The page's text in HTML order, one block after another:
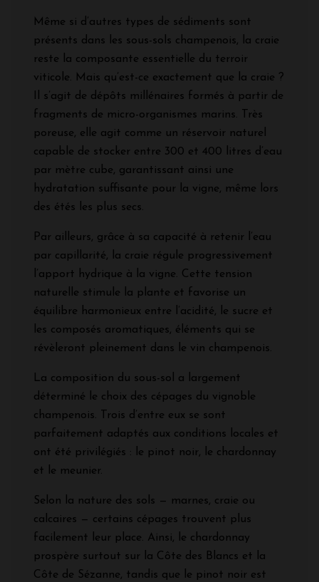
Même si d’autres types de sédiments sont
présents dans les sous-sols champenois, la craie
reste la composante essentielle du terroir
viticole. Mais qu’est-ce exactement que la craie ?
Il s’agit de dépôts millénaires formés à partir de
fragments de micro-organismes marins. Très
poreuse, elle agit comme un réservoir naturel
capable de stocker entre 300 et 400 litres d’eau
par mètre cube, garantissant ainsi une
hydratation suffisante pour la vigne, même lors
des étés les plus secs.
Par ailleurs, grâce à sa capacité à retenir l’eau
par capillarité, la craie régule progressivement
l’apport hydrique à la vigne. Cette tension
naturelle stimule la plante et favorise un
équilibre harmonieux entre l’acidité, le sucre et
les composés aromatiques, éléments qui se
révèleront pleinement dans le vin champenois.
La composition du sous-sol a largement
déterminé le choix des cépages du vignoble
champenois. Trois d’entre eux se sont
parfaitement adaptés aux conditions locales et
ont été privilégiés : le pinot noir, le chardonnay
et le meunier.
Selon la nature des sols — marnes, craie ou
calcaires — certains cépages trouvent plus
facilement leur place. Ainsi, le chardonnay
prospère surtout sur la Côte des Blancs et la
Côte de Sézanne, tandis que le pinot noir est